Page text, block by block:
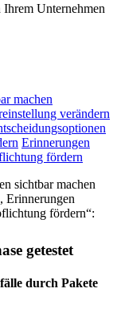
Unternehmen
machen
verändern
Erinnerungen
fördern
sichtbar machen
Erinnerungen
fördern“:
getestet
durch Pakete